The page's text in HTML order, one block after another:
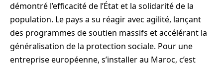
démontré l’efficacité de l’État et la solidarité de la
population. Le pays a su réagir avec agilité, lançant
des programmes de soutien massifs et accélérant la
généralisation de la protection sociale. Pour une
entreprise européenne, s’installer au Maroc, c’est